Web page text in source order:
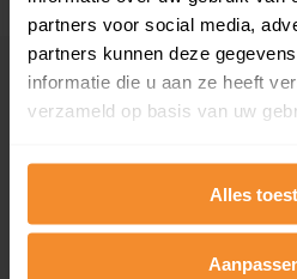
partners voor social media,
partners kunnen deze
informatie die u aan ze heeft
verzameld op basis van uw
Alles
Eerder verkochte
Andere koopsommen
Wolfskuilseweg 106
Woonoppervlak